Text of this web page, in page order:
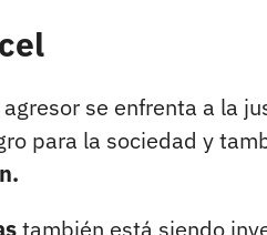
se enfrenta a la
para la sociedad y